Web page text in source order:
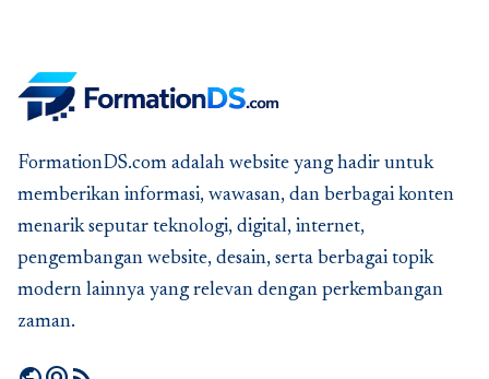
FormationDS.com adalah website yang hadir untuk
memberikan informasi, wawasan, dan berbagai konten
menarik seputar teknologi, digital, internet,
pengembangan website, desain, serta berbagai topik
modern lainnya yang relevan dengan perkembangan
zaman.